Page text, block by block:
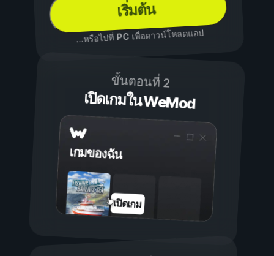
เริ่มต้น
...หรือไปที่ PCเพื่อดาวน์โหลดแอป
ขั้นตอนที่ 2
เปิดเกมใน WeMod
เกมของฉัน
เปิดเกม